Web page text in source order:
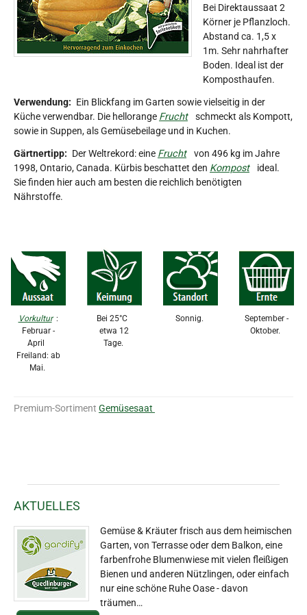
Bei Direktaussaat 2
Körner je Pflanzloch.
Abstand ca. 1,5 x
1m. Sehr nahrhafter
Boden. Ideal ist der
Komposthaufen.
Verwendung: Ein Blickfang im Garten sowie vielseitig in der
Küche verwendbar. Die hellorange Frucht
schmeckt als Kompott,
sowie in Suppen, als Gemüsebeilage und in Kuchen.
Gärtnertipp: Der Weltrekord: eine Frucht
von 496 kg im Jahre
1998, Ontario, Canada. Kürbis beschattet den Kompost
ideal.
Sie finden hier auch am besten die reichlich benötigten
Nährstoffe.
Vorkultur :
Februar -
April
Freiland: ab
Mai.
Bei 25°C
etwa 12
Tage.
Sonnig.
September -
Oktober.
Premium-Sortiment Gemüsesaat
AKTUELLES
Gemüse & Kräuter frisch aus dem heimischen
Garten, von Terrasse oder dem Balkon, eine
farbenfrohe Blumenwiese mit vielen fleißigen
Bienen und anderen Nützlingen, oder einfach
nur eine schöne Ruhe Oase - davon
träumen…